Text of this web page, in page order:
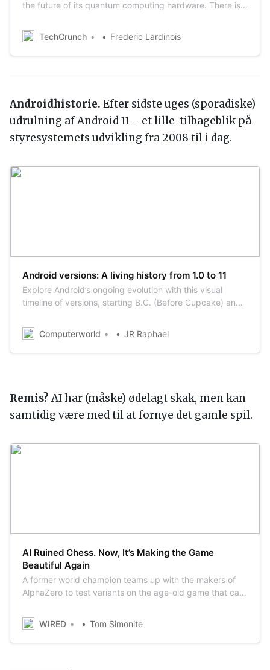
the future of its quantum computing hardware. There is a
short term is that the company believes it is on its way to
building a quantum processor with more than 1,000
qubits — […]
TechCrunch Frederic Lardinois
Androidhistorie. Efter sidste uges (sporadiske)
udrulning af Android 11 - et lille tilbageblik på
styresystemets udvikling fra 2008 til i dag.
Android versions: A living history from 1.0 to 11
Explore Android’s ongoing evolution with this visual
timeline of versions, starting B.C. (Before Cupcake) and
Computerworld
JR Raphael
Remis?AI har (måske) ødelagt skak, men kan
samtidig være med til at fornye det gamle spil.
AI Ruined Chess. Now, It’s Making the Game
Beautiful Again
A former world champion teams up with the makers of
AlphaZero to test variants on the age-old game that can
WIRED
Tom Simonite